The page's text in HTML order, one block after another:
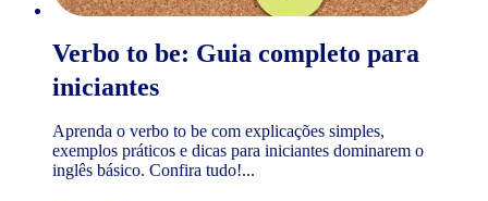
Verbo to be: Guia completo para
iniciantes
Aprenda o verbo to be com explicações simples,
exemplos práticos e dicas para iniciantes dominarem o
inglês básico. Confira tudo!...